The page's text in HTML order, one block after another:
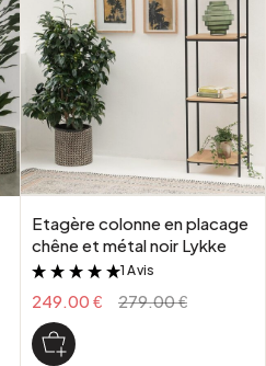
Etagère colonne en placage
chêne et métal noir Lykke
&
1 Avis
249.00 € 279.00 €